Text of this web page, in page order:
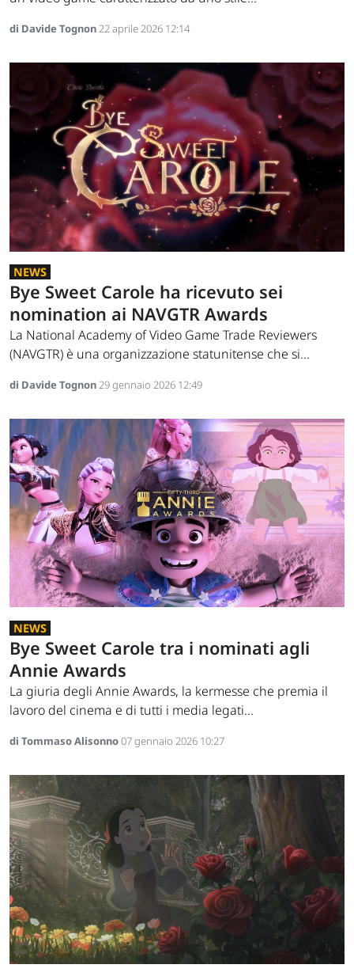
di Davide Tognon22 aprile 2026 12:14
NEWS
Bye Sweet Carole ha ricevuto sei
nomination ai NAVGTR Awards
La National Academy of Video Game Trade Reviewers
(NAVGTR) è una organizzazione statunitense che si...
di Davide Tognon29 gennaio 2026 12:49
NEWS
Bye Sweet Carole tra i nominati agli
Annie Awards
La giuria degli Annie Awards, la kermesse che premia il
lavoro del cinema e di tutti i media legati...
di Tommaso Alisonno07 gennaio 2026 10:27